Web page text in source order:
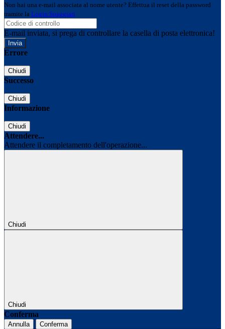
Non hai una e-mail associata al nome utente? Effettua il reset della password
tramite la Login Spaggiari
E-mail inviata, si prega di controllare la casella di posta elettronica!
Errore
Chiudi
Successo
Chiudi
Informazione
Chiudi
Attendere...
Attendere il completamento dell'operazione...
Chiudi
Chiudi
Conferma
Annulla Conferma